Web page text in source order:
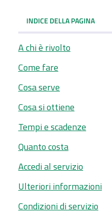
INDICE DELLA PAGINA
A chi è rivolto
Come fare
Cosa serve
Cosa si ottiene
Tempi e scadenze
Quanto costa
Accedi al servizio
Ulteriori informazioni
Condizioni di servizio